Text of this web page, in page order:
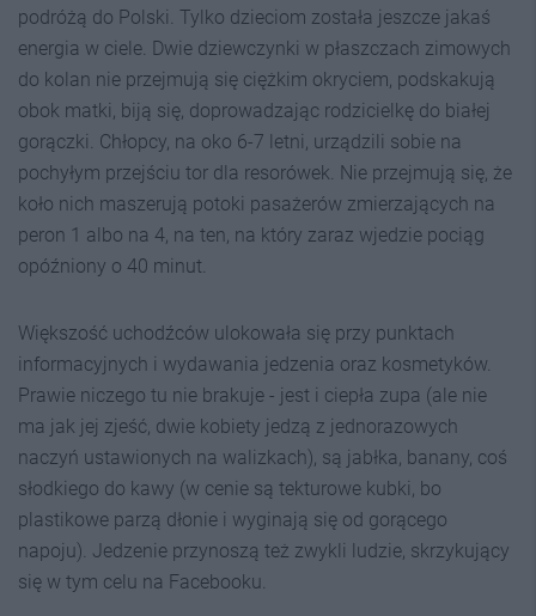
podróżą do Polski. Tylko dzieciom została jeszcze jakaś
energia w ciele. Dwie dziewczynki w płaszczach zimowych
do kolan nie przejmują się ciężkim okryciem, podskakują
obok matki, biją się, doprowadzając rodzicielkę do białej
gorączki. Chłopcy, na oko 6-7 letni, urządzili sobie na
pochyłym przejściu tor dla resorówek. Nie przejmują się, że
koło nich maszerują potoki pasażerów zmierzających na
peron 1 albo na 4, na ten, na który zaraz wjedzie pociąg
opóźniony o 40 minut.
Większość uchodźców ulokowała się przy punktach
informacyjnych i wydawania jedzenia oraz kosmetyków.
Prawie niczego tu nie brakuje - jest i ciepła zupa (ale nie
ma jak jej zjeść, dwie kobiety jedzą z jednorazowych
naczyń ustawionych na walizkach), są jabłka, banany, coś
słodkiego do kawy (w cenie są tekturowe kubki, bo
plastikowe parzą dłonie i wyginają się od gorącego
napoju). Jedzenie przynoszą też zwykli ludzie, skrzykujący
się w tym celu na Facebooku.